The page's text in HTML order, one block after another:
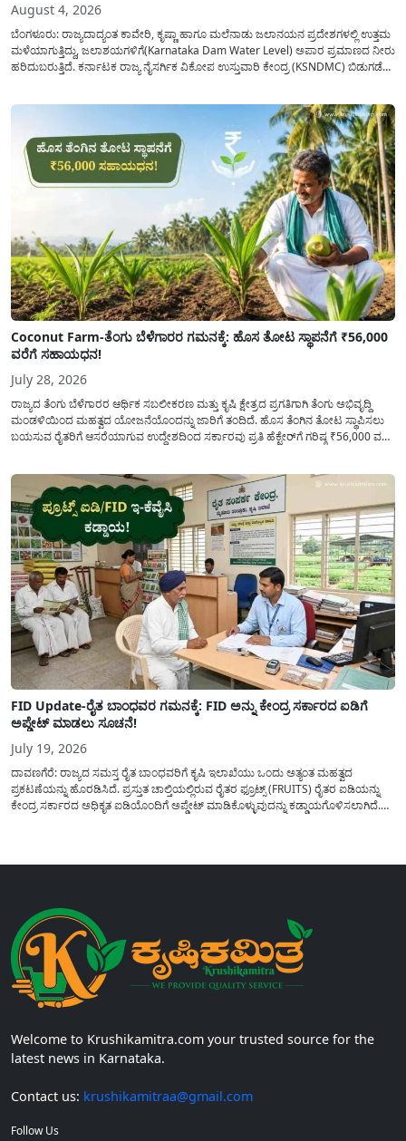
August 4, 2026
ಬೆಂಗಳೂರು: ರಾಜ್ಯದಾದ್ಯಂತ ಕಾವೇರಿ, ಕೃಷ್ಣಾ ಹಾಗೂ ಮಲೆನಾಡು ಜಲಾನಯನ ಪ್ರದೇಶಗಳಲ್ಲಿ ಉತ್ತಮ
ಮಳೆಯಾಗುತ್ತಿದ್ದು, ಜಲಾಶಯಗಳಿಗೆ(Karnataka Dam Water Level) ಅಪಾರ ಪ್ರಮಾಣದ ನೀರು
ಹರಿದುಬರುತ್ತಿದೆ. ಕರ್ನಾಟಕ ರಾಜ್ಯ ನೈಸರ್ಗಿಕ ವಿಕೋಪ ಉಸ್ತುವಾರಿ ಕೇಂದ್ರ (KSNDMC) ಬಿಡುಗಡೆ
Coconut Farm-ತೆಂಗು ಬೆಳೆಗಾರರ ಗಮನಕ್ಕೆ: ಹೊಸ ತೋಟ ಸ್ಥಾಪನೆಗೆ ₹56,000
ವರೆಗೆ ಸಹಾಯಧನ!
July 28, 2026
ರಾಜ್ಯದ ತೆಂಗು ಬೆಳೆಗಾರರ ಆರ್ಥಿಕ ಸಬಲೀಕರಣ ಮತ್ತು ಕೃಷಿ ಕ್ಷೇತ್ರದ ಪ್ರಗತಿಗಾಗಿ ತೆಂಗು ಅಭಿವೃದ್ದಿ
ಮಂಡಳಿಯಿಂದ ಮಹತ್ವದ ಯೋಜನೆಯೊಂದನ್ನು ಜಾರಿಗೆ ತಂದಿದೆ. ಹೊಸ ತೆಂಗಿನ ತೋಟ ಸ್ಥಾಪಿಸಲು
ಬಯಸುವ ರೈತರಿಗೆ ಆಸರೆಯಾಗುವ ಉದ್ದೇಶದಿಂದ ಸರ್ಕಾರವು ಪ್ರತಿ ಹೆಕ್ಟೇರ್‌ಗೆ ಗರಿಷ್ಠ ₹56,000 ವರೆಗೆ
FID Update-ರೈತ ಬಾಂಧವರ ಗಮನಕ್ಕೆ: FID ಅನ್ನು ಕೇಂದ್ರ ಸರ್ಕಾರದ ಐಡಿಗೆ
ಅಪ್ಡೇಟ್ ಮಾಡಲು ಸೂಚನೆ!
July 19, 2026
ದಾವಣಗೆರೆ: ರಾಜ್ಯದ ಸಮಸ್ತ ರೈತ ಬಾಂಧವರಿಗೆ ಕೃಷಿ ಇಲಾಖೆಯು ಒಂದು ಅತ್ಯಂತ ಮಹತ್ವದ
ಪ್ರಕಟಣೆಯನ್ನು ಹೊರಡಿಸಿದೆ. ಪ್ರಸ್ತುತ ಚಾಲ್ತಿಯಲ್ಲಿರುವ ರೈತರ ಫ್ರೂಟ್ಸ್ (FRUITS) ರೈತರ ಐಡಿಯನ್ನು
ಕೇಂದ್ರ ಸರ್ಕಾರದ ಅಧಿಕೃತ ಐಡಿಯೊಂದಿಗೆ ಅಪ್ಡೇಟ್ ಮಾಡಿಕೊಳ್ಳುವುದನ್ನು ಕಡ್ಡಾಯಗೊಳಿಸಲಾಗಿದೆ.
Welcome to Krushikamitra.com your trusted source for the
latest news in Karnataka.
Contact us: krushikamitraa@gmail.com
Follow Us